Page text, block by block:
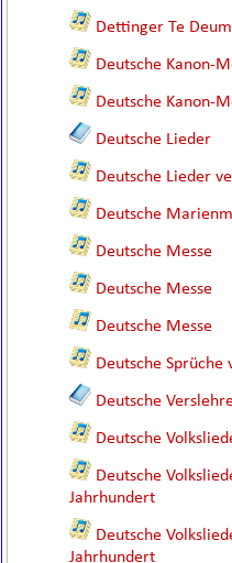
Dettinger Te Deum
Deutsche Kanon-
Deutsche Kanon-
Deutsche Lieder
Deutsche Lieder
Deutsche
Deutsche Messe
Deutsche Messe
Deutsche Messe
Deutsche Sprüche
Deutsche
Deutsche
Deutsche
Jahrhundert
Deutsche
Jahrhundert